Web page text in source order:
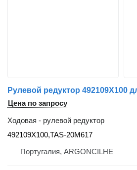
Цена по запросу
Ходовая - рулевой редуктор
492109X100,TAS-20M617
Португалия, ARGONCILHE